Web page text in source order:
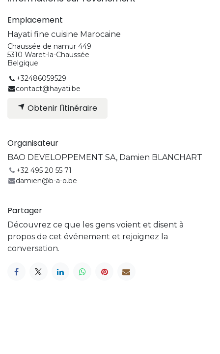
Emplacement
Hayati fine cuisine Marocaine
Chaussée de namur 449
5310 Waret-la-Chaussée
Belgique
+32486059529
contact@hayati.be
Obtenir l'itinéraire
Organisateur
BAO DEVELOPPEMENT SA, Damien BLANCHART
+32 495 20 55 71
damien@b-a-o.be
Partager
Découvrez ce que les gens voient et disent à
propos de cet événement et rejoignez la
conversation.